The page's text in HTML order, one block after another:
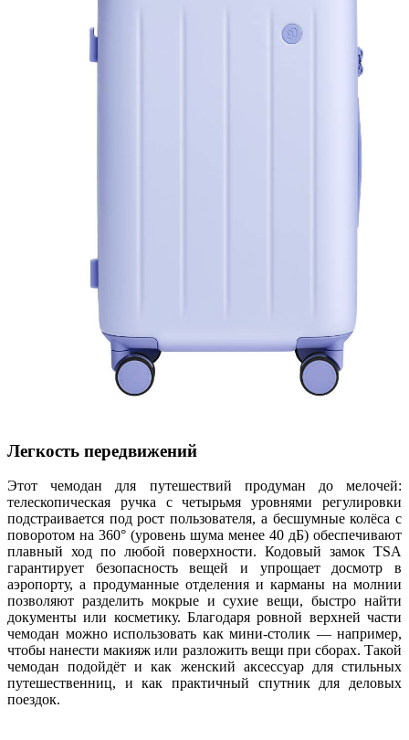
Легкость передвижений
Этот чемодан для путешествий продуман до мелочей:
телескопическая ручка с четырьмя уровнями регулировки
подстраивается под рост пользователя, а бесшумные колёса с
поворотом на 360° (уровень шума менее 40 дБ) обеспечивают
плавный ход по любой поверхности. Кодовый замок TSA
гарантирует безопасность вещей и упрощает досмотр в
аэропорту, а продуманные отделения и карманы на молнии
позволяют разделить мокрые и сухие вещи, быстро найти
документы или косметику. Благодаря ровной верхней части
чемодан можно использовать как мини-столик — например,
чтобы нанести макияж или разложить вещи при сборах. Такой
чемодан подойдёт и как женский аксессуар для стильных
путешественниц, и как практичный спутник для деловых
поездок.